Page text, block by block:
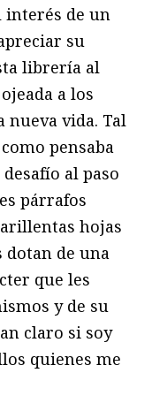
interés de un
su
librería al
a los
nueva vida. Tal
pensaba
al paso
párrafos
hojas
dotan de una
que les
y de su
claro si soy
quienes me